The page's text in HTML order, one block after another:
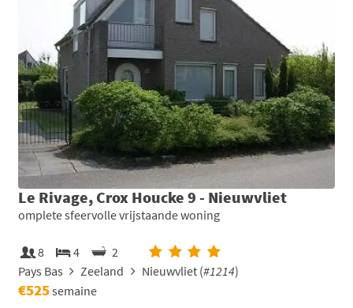
Le Rivage, Crox Houcke 9 - Nieuwvliet
omplete sfeervolle vrijstaande woning
8 4
2
Pays Bas
Zeeland Nieuwvliet (#1214)
€525semaine